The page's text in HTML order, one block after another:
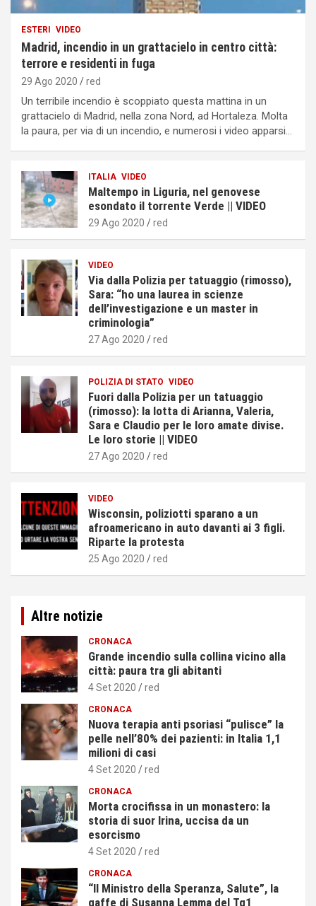
ESTERI VIDEO
Madrid, incendio in un grattacielo in centro città:
terrore e residenti in fuga
29 Ago 2020 red
Un terribile incendio è scoppiato questa mattina in un
grattacielo di Madrid, nella zona Nord, ad Hortaleza. Molta
la paura, per via di un incendio, e numerosi i video apparsi…
ITALIA VIDEO
Maltempo in Liguria, nel genovese
esondato il torrente Verde || VIDEO
29 Ago 2020 red
VIDEO
Via dalla Polizia per tatuaggio (rimosso),
Sara: “ho una laurea in scienze
dell’investigazione e un master in
criminologia”
27 Ago 2020 red
POLIZIA DI STATO VIDEO
Fuori dalla Polizia per un tatuaggio
(rimosso): la lotta di Arianna, Valeria,
Sara e Claudio per le loro amate divise.
Le loro storie || VIDEO
27 Ago 2020 red
VIDEO
Wisconsin, poliziotti sparano a un
afroamericano in auto davanti ai 3 figli.
Riparte la protesta
25 Ago 2020 red
Altre notizie
CRONACA
Grande incendio sulla collina vicino alla
città: paura tra gli abitanti
4 Set 2020 red
CRONACA
Nuova terapia anti psoriasi “pulisce” la
pelle nell’80% dei pazienti: in Italia 1,1
milioni di casi
4 Set 2020 red
CRONACA
Morta crocifissa in un monastero: la
storia di suor Irina, uccisa da un
esorcismo
4 Set 2020 red
CRONACA
“Il Ministro della Speranza, Salute”, la
gaffe di Susanna Lemma del Tg1